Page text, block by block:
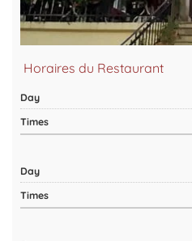
Horaires du Restaurant